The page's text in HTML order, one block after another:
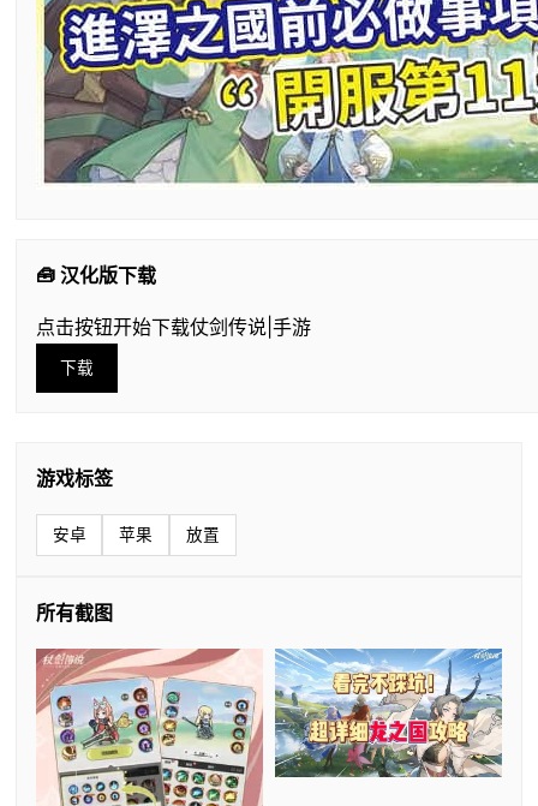
🧰 汉化版下载
点击按钮开始下载仗剑传说|手游
下载
游戏标签
安卓 苹果 放置
所有截图